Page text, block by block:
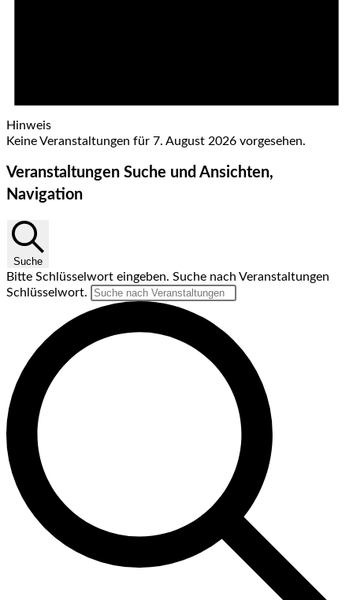
Hinweis
Keine Veranstaltungen für 7. August 2026 vorgesehen.
Veranstaltungen Suche und Ansichten,
Navigation
Suche
Bitte Schlüsselwort eingeben. Suche nach Veranstaltungen
Schlüsselwort.